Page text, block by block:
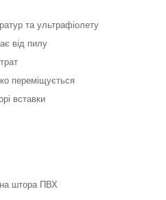
та ультрафіолету
від пилу
переміщується
вставки
штора ПВХ